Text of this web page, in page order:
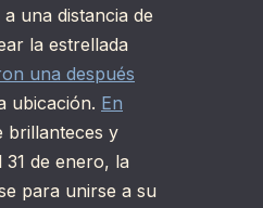
una distancia de
la estrellada
una después
ubicación. En
brillanteces y
31 de enero, la
para unirse a su